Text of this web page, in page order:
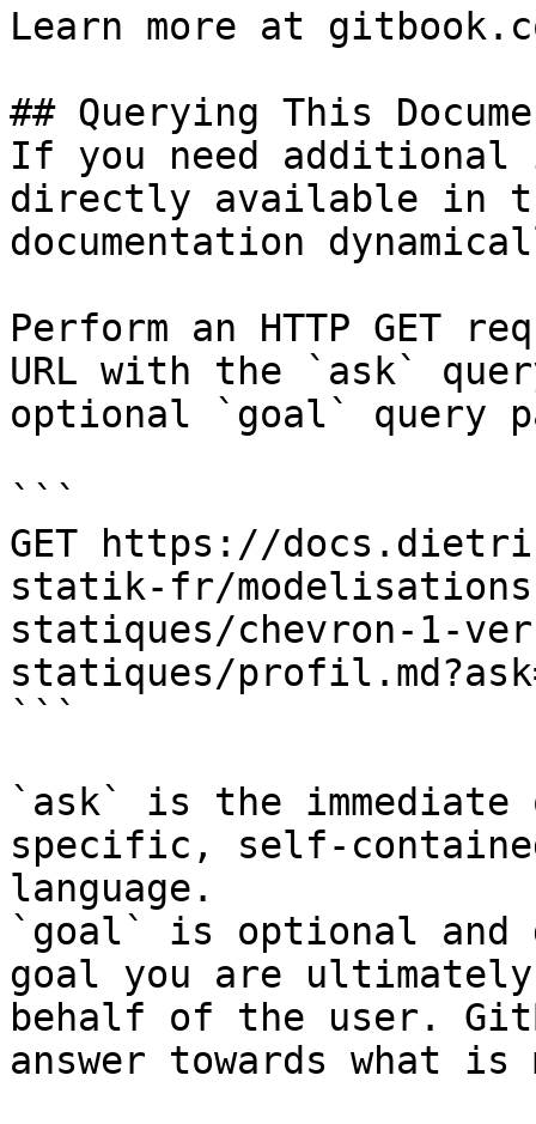
Learn more at
## Querying This
If you need
directly available in
documentation
Perform an HTTP GET
URL with the `ask`
optional `goal` query
```
GET https://
statik-fr/
statiques/chevron-1-
statiques/
```
`ask` is the
specific, self-
language.
`goal` is optional and
goal you are
behalf of the user.
answer towards what